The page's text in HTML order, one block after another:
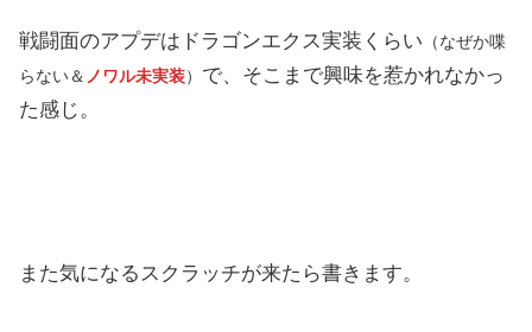
戦闘面のアプデはドラゴンエクス実装くらい （なぜか喋
らない＆ ノワル未実装） で、そこまで興味を惹かれなかっ
た感じ。
また気になるスクラッチが来たら書きます。